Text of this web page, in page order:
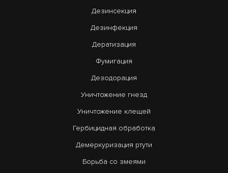
Дезинсекция
Дезинфекция
Дератизация
Фумигация
Дезодорация
Уничтожение гнезд
Уничтожение клещей
Гербицидная обработка
Демеркуризация ртути
Борьба со змеями